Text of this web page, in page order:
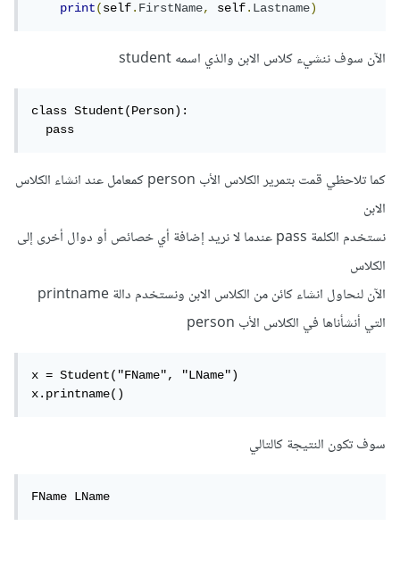
print(self.FirstName, self.Lastname)
الآن سوف ننشيء كلاس الابن والذي اسمه student
class Student(Person):
  pass
كما تلاحظي قمت بتمرير الكلاس الأب person كمعامل عند انشاء الكلاس
الابن
نستخدم الكلمة pass عندما لا نريد إضافة أي خصائص أو دوال أخرى إلى
الكلاس
الآن لنحاول انشاء كائن من الكلاس الابن ونستخدم دالة printname
التي أنشأناها في الكلاس الأب person
x = Student("FName", "LName")
x.printname()
سوف تكون النتيجة كالتالي
FName LName